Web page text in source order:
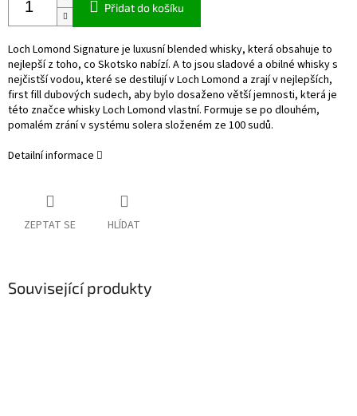
Přidat do košíku
Loch Lomond Signature je luxusní blended whisky, která obsahuje to
nejlepší z toho, co Skotsko nabízí. A to jsou sladové a obilné whisky s
nejčistší vodou, které se destilují v Loch Lomond a zrají v nejlepších,
first fill dubových sudech, aby bylo dosaženo větší jemnosti, která je
této značce whisky Loch Lomond vlastní. Formuje se po dlouhém,
pomalém zrání v systému solera složeném ze 100 sudů.
Detailní informace
ZEPTAT SE HLÍDAT
Související produkty